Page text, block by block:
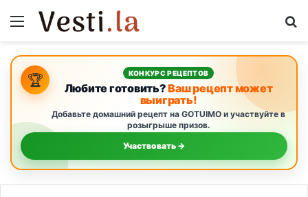
Menu
🏆 КОНКУРС РЕЦЕПТОВ
Любите готовить?Ваш рецепт может
выиграть!
Добавьте домашний рецепт на GOTUIMO и участвуйте в
розыгрыше призов.
Участвовать →